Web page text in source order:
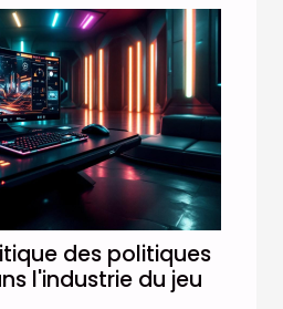
des politiques
l'industrie du jeu